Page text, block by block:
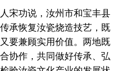
功说，汝州市和宝丰县
承恢复汝瓷烧造技艺，既
要兼顾实用价值。两地既
协作，共同做好传承、弘